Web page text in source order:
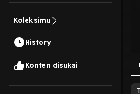
Koleksimu
History
Konten disukai